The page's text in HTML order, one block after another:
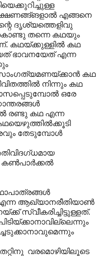
എങ്ങനെ
ദൃശ്യത്തെളിവു
തന്നെ കഥയും
കഥയ്ക്കുള്ളിൽ കഥ
ഭാവനയേത് എന്ന
കഥ
നിന്നും കഥ
ഒരേ
രണ്ടു കഥ എന്ന
തേടുമ്പോൾ
കൺപാർക്കൽ
എന്ന ആഖ്യാനരീതിയാൺ
സ്വീകരിച്ചിട്ടുള്ളത്.
വരമൊഴിയിലൂടെ